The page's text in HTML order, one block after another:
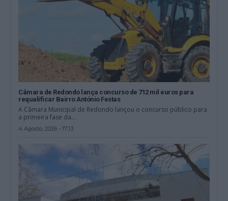
Câmara de Redondo lança concurso de 712 mil euros para
requalificar Bairro António Festas
A Câmara Municipal de Redondo lançou o concurso público para
a primeira fase da...
4 Agosto, 2026 - 17:13